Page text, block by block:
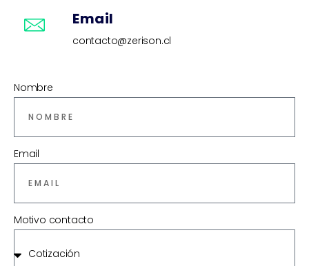
Email
contacto@zerison.cl
Nombre
Email
Motivo contacto